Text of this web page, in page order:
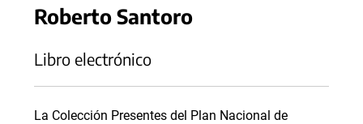
Roberto Santoro
Libro electrónico
La Colección Presentes del Plan Nacional de